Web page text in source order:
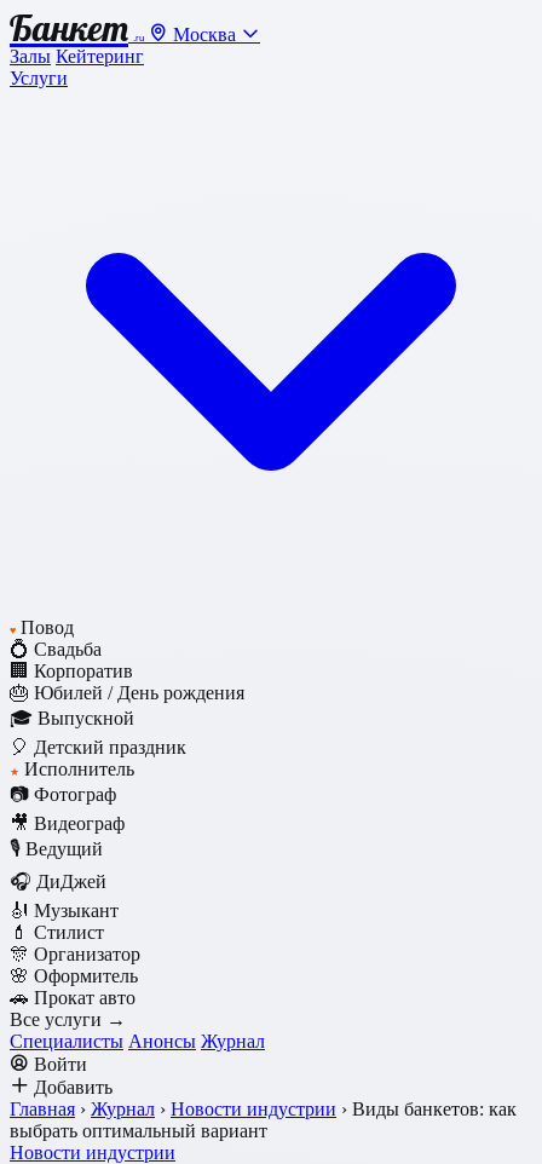
Банкет .ru
Москва
Залы Кейтеринг
Услуги
♥ Повод
💍 Свадьба
🏢 Корпоратив
🎂 Юбилей / День рождения
🎓 Выпускной
🎈 Детский праздник
★ Исполнитель
📷 Фотограф
🎥 Видеограф
🎙️ Ведущий
🎧 ДиДжей
🎻 Музыкант
💄 Стилист
🎊 Организатор
🌸 Оформитель
🚗 Прокат авто
Все услуги →
Специалисты Анонсы Журнал
Войти
Добавить
Главная › Журнал › Новости индустрии › Виды банкетов: как
выбрать оптимальный вариант
Новости индустрии